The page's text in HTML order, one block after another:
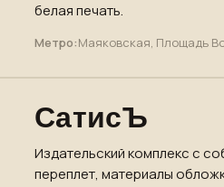
белая печать.
Метро:Маяковская, Площадь
СатисЪ
Издательский комплекс с
переплет, материалы